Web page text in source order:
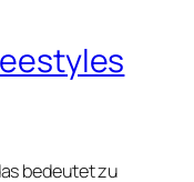
bedeutet zu